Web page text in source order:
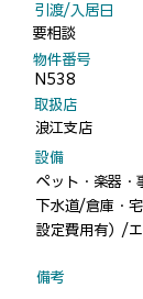
​引渡/入居日
要相談
​物件番号
N538
​取扱店
浪江支店
​設備
ペット・楽器・
下水道/倉庫・
設定費用有）/
​備考